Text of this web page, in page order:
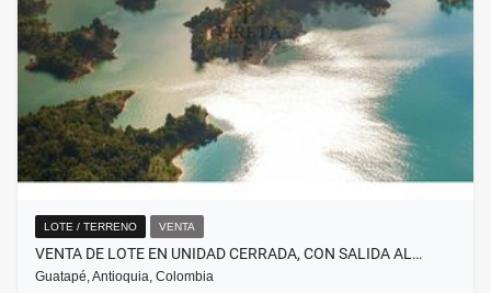
LOTE / TERRENO VENTA
VENTA DE LOTE EN UNIDAD CERRADA, CON SALIDA AL…
Guatapé, Antioquia, Colombia